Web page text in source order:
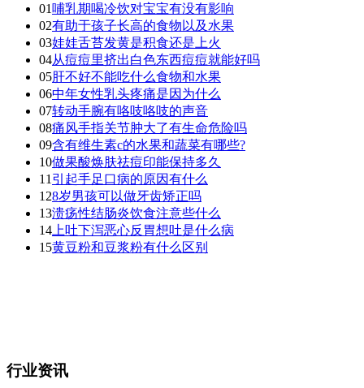
01 哺乳期喝冷饮对宝宝有没有影响
02有助于孩子长高的食物以及水果
03娃娃舌苔发黄是积食还是上火
04从痘痘里挤出白色东西痘痘就能好吗
05肝不好不能吃什么食物和水果
06中年女性乳头疼痛是因为什么
07转动手腕有咯吱咯吱的声音
08痛风手指关节肿大了有生命危险吗
09含有维生素c的水果和蔬菜有哪些?
10做果酸焕肤祛痘印能保持多久
11 引起手足口病的原因有什么
128岁男孩可以做牙齿矫正吗
13溃疡性结肠炎饮食注意些什么
14 上吐下泻恶心反胃想吐是什么病
15黄豆粉和豆浆粉有什么区别
行业资讯